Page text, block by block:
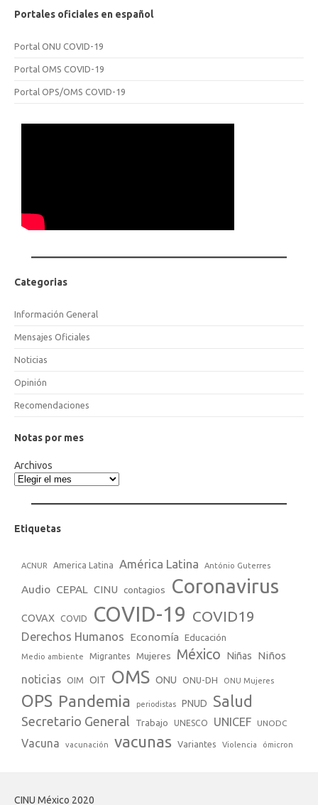
Portales oficiales en español
Portal ONU COVID-19
Portal OMS COVID-19
Portal OPS/OMS COVID-19
Categorias
Información General
Mensajes Oficiales
Noticias
Opinión
Recomendaciones
Notas por mes
Archivos
Etiquetas
ACNUR America Latina América Latina António Guterres
Audio CEPAL CINU contagios Coronavirus
COVAX COVID COVID-19 COVID19
Derechos Humanos Economía Educación
Medio ambiente Migrantes Mujeres México Niñas Niños
noticias OIM OIT OMS ONU ONU-DH ONU Mujeres
OPS Pandemia periodistas PNUD Salud
Secretario General Trabajo UNESCO UNICEF UNODC
Vacuna vacunación vacunas Variantes Violencia ómicron
CINU México 2020